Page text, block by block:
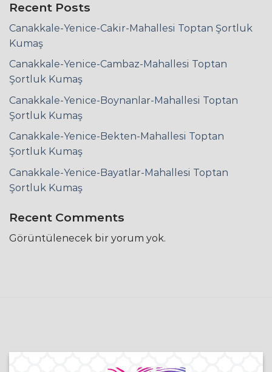
Recent Posts
Canakkale-Yenice-Cakir-Mahallesi Toptan Şortluk
Kumaş
Canakkale-Yenice-Cambaz-Mahallesi Toptan
Şortluk Kumaş
Canakkale-Yenice-Boynanlar-Mahallesi Toptan
Şortluk Kumaş
Canakkale-Yenice-Bekten-Mahallesi Toptan
Şortluk Kumaş
Canakkale-Yenice-Bayatlar-Mahallesi Toptan
Şortluk Kumaş
Recent Comments
Görüntülenecek bir yorum yok.